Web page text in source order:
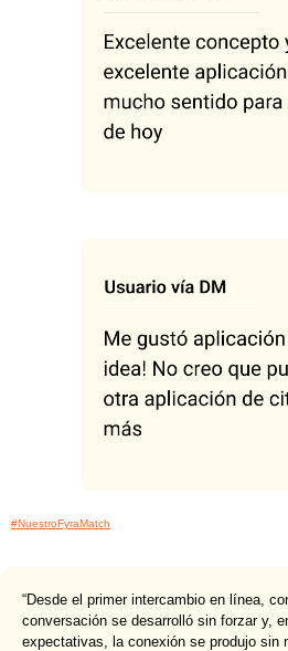
#NuestroFyraMatch
“Desde el primer intercambio en línea,
conversación se desarrolló sin forzar y,
expectativas, la conexión se produjo sin